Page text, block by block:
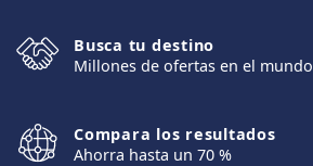
Busca tu destino
Millones de ofertas en el mundo
Compara los resultados
Ahorra hasta un 70 %